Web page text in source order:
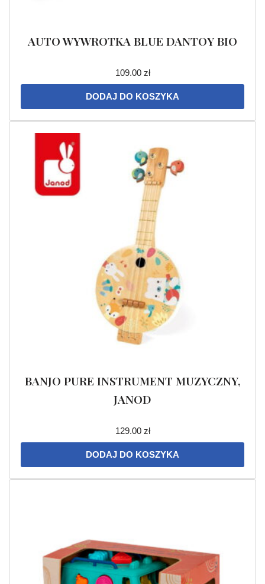
AUTO WYWROTKA BLUE DANTOY BIO
109.00 zł
DODAJ DO KOSZYKA
BANJO PURE INSTRUMENT MUZYCZNY,
JANOD
129.00 zł
DODAJ DO KOSZYKA